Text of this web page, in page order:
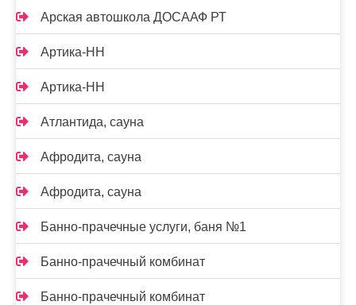
Арская автошкола ДОСААФ РТ
Артика-НН
Артика-НН
Атлантида, сауна
Афродита, сауна
Афродита, сауна
Банно-прачечные услуги, баня №1
Банно-прачечный комбинат
Банно-прачечный комбинат